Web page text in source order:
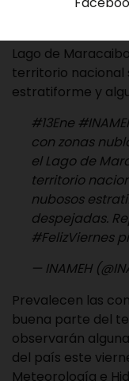
de su cuenta en
Lago de
territorio nacional
estratiforme y
#13Ene
con zonas
el Lago de
territorio
nubosos
despejadas.
#FelizViernes
— INAMEH
Prevalecen las
buena parte del
observarán
del país este
Meteorología e